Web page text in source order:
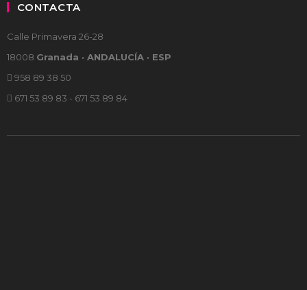
CONTACTA
Calle Primavera 26-28
18008 Granada · ANDALUCÍA · ESP
958 89 38 50
671 53 89 83 - 671 53 89 84